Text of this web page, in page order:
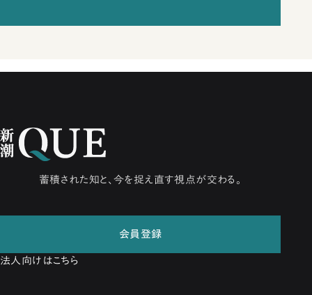
蓄積された知と、今を捉え直す視点が交わる。
会員登録
法人向けはこちら